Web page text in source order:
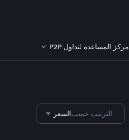
مركز المساعدة لتداول P2P
الترتيب حسبالسعر